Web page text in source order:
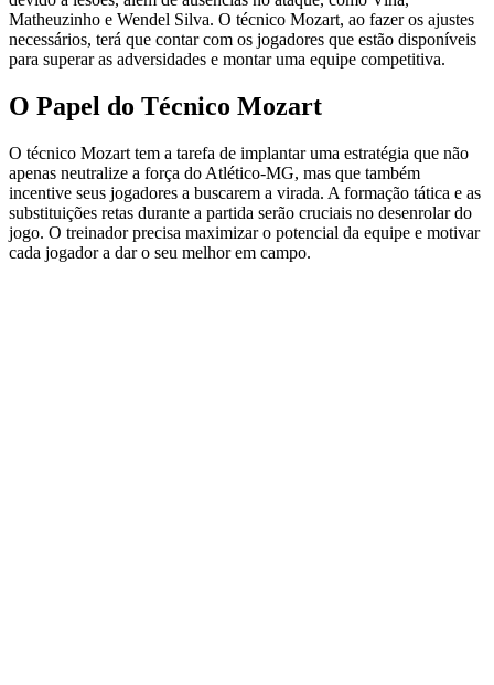
Matheuzinho e Wendel Silva. O técnico Mozart, ao fazer os ajustes
necessários, terá que contar com os jogadores que estão disponíveis
para superar as adversidades e montar uma equipe competitiva.
O Papel do Técnico Mozart
O técnico Mozart tem a tarefa de implantar uma estratégia que não
apenas neutralize a força do Atlético-MG, mas que também
incentive seus jogadores a buscarem a virada. A formação tática e as
substituições retas durante a partida serão cruciais no desenrolar do
jogo. O treinador precisa maximizar o potencial da equipe e motivar
cada jogador a dar o seu melhor em campo.